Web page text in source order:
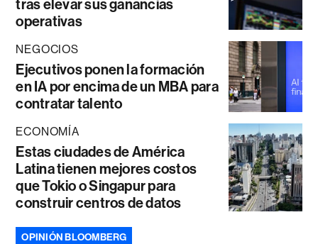
tras elevar sus ganancias
operativas
NEGOCIOS
Ejecutivos ponen la formación
en IA por encima de un MBA para
contratar talento
ECONOMÍA
Estas ciudades de América
Latina tienen mejores costos
que Tokio o Singapur para
construir centros de datos
OPINIÓN BLOOMBERG